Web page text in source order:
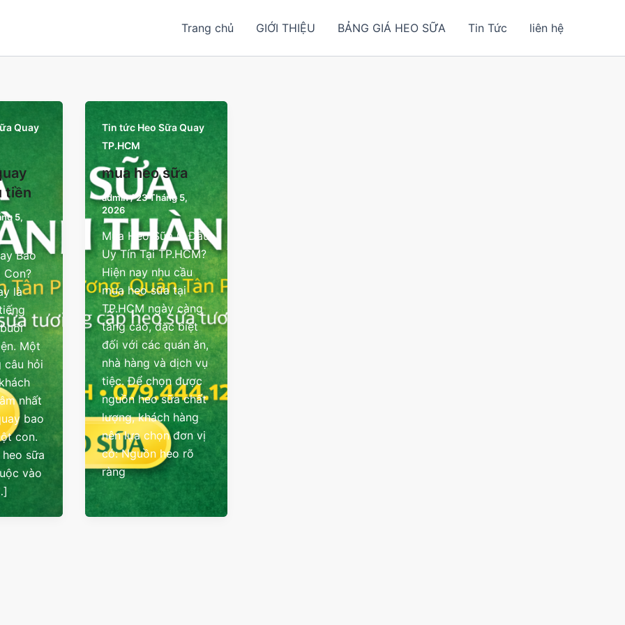
Trang chủ GIỚI THIỆU BẢNG GIÁ HEO SỮA Tin Tức liên hệ
Quay
tiền
5,
Bao
Con?
là
Một
câu hỏi
nhất
bao
con.
sữa
vào
Tin tức Heo Sữa Quay
TP.HCM
mua heo sữa
admin/23 Tháng 5,
2026
Mua Heo Sữa Ở Đâu
Uy Tín Tại TP.HCM?
Hiện nay nhu cầu
mua heo sữa tại
TP.HCM ngày càng
tăng cao, đặc biệt
đối với các quán ăn,
nhà hàng và dịch vụ
tiệc. Để chọn được
nguồn heo sữa chất
lượng, khách hàng
nên lựa chọn đơn vị
có: Nguồn heo rõ
ràng